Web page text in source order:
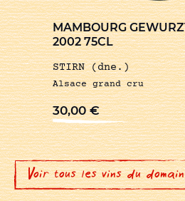
MAMBOURG
2002 75CL
STIRN (dne.)
Alsace grand cru
30,00€
Voir tous les vins du